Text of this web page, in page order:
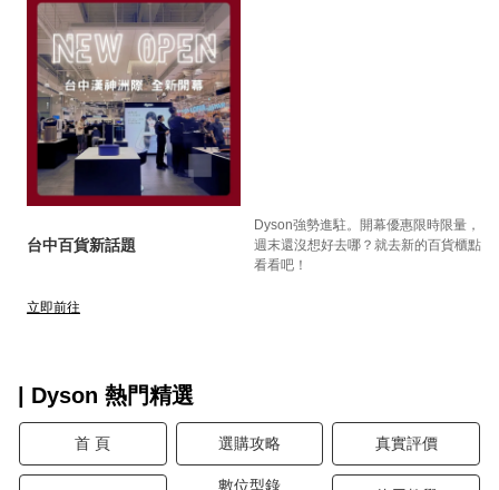
台中百貨新話題
Dyson強勢進駐。開幕優惠限時限量，
週末還沒想好去哪？就去新的百貨櫃點
看看吧！
立即前往
| Dyson 熱門精選
首 頁 選購攻略 真實評價
數位型錄